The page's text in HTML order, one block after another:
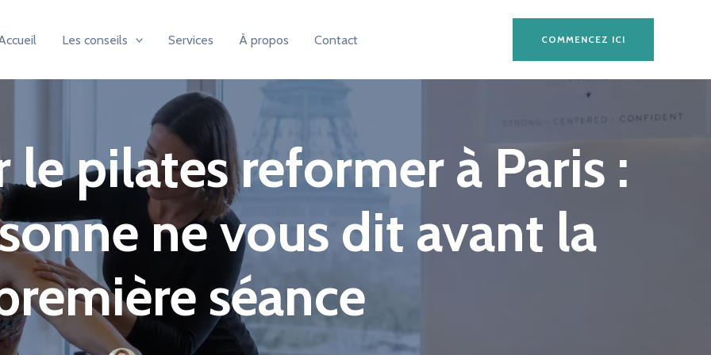
Les conseils Services À propos Contact COMMENCEZ ICI
pilates reformer à Paris :
ne vous dit avant la
séance